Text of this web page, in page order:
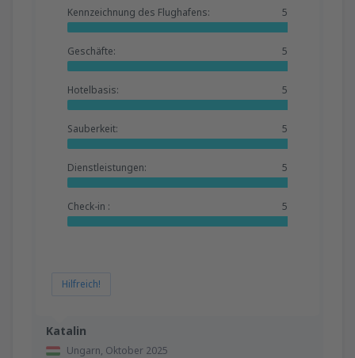
Katalin
Ungarn, Oktober 2025
Kennzeichnung des Flughafens: 5
Geschäfte: 5
Hotelbasis: 5
Sauberkeit: 5
Dienstleistungen: 5
Check-in : 5
Hilfreich!